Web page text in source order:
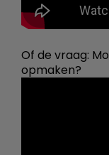
Of de vraag:
opmaken?